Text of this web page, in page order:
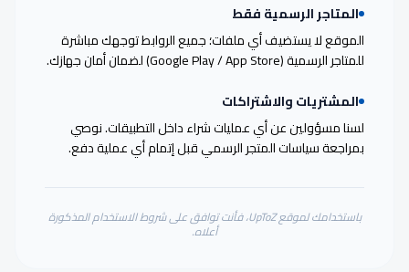
المتاجر الرسمية فقط
الموقع لا يستضيف أي ملفات؛ جميع الروابط توجهك مباشرة
للمتاجر الرسمية (Google Play / App Store) لضمان أمان جهازك.
المشتريات والاشتراكات
لسنا مسؤولين عن أي عمليات شراء داخل التطبيقات. نوصي
بمراجعة سياسات المتجر الرسمي قبل إتمام أي عملية دفع.
باستخدامك لموقع UpToZ، فأنت توافق على شروط الاستخدام المذكورة
أعلاه.